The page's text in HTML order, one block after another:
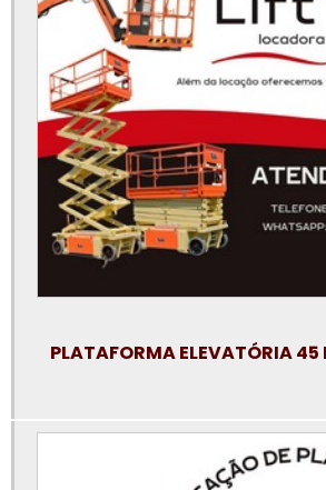
Locação de plataforma elevatória tipo
Locação de plataforma elevatória valor
Locação de pta
Locação plataforma articulada
Locação plataforma articulada preço
Locação plataforma elevatória tesoura
Onde alugar aluguel de plataforma
PLATAFORMA ELEVATÓRIA 45